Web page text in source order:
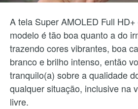
A tela Super AMOLED Full
modelo é tão boa quanto a do
trazendo cores vibrantes, boa
branco e brilho intenso, então
tranquilo(a) sobre a qualidade
qualquer situação, inclusive na
livre.